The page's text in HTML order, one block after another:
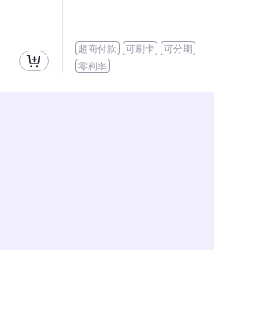
超商付款 可刷卡
可分期
零利率